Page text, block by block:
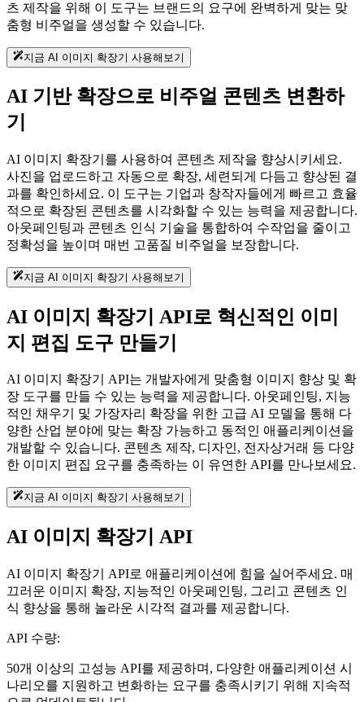
츠 제작을 위해 이 도구는 브랜드의 요구에 완벽하게 맞는 맞
춤형 비주얼을 생성할 수 있습니다.
지금 AI 이미지 확장기 사용해보기
AI 기반 확장으로 비주얼 콘텐츠 변환하
기
AI 이미지 확장기를 사용하여 콘텐츠 제작을 향상시키세요.
사진을 업로드하고 자동으로 확장, 세련되게 다듬고 향상된 결
과를 확인하세요. 이 도구는 기업과 창작자들에게 빠르고 효율
적으로 확장된 콘텐츠를 시각화할 수 있는 능력을 제공합니다.
아웃페인팅과 콘텐츠 인식 기술을 통합하여 수작업을 줄이고
정확성을 높이며 매번 고품질 비주얼을 보장합니다.
지금 AI 이미지 확장기 사용해보기
AI 이미지 확장기 API로 혁신적인 이미
지 편집 도구 만들기
AI 이미지 확장기 API는 개발자에게 맞춤형 이미지 향상 및 확
장 도구를 만들 수 있는 능력을 제공합니다. 아웃페인팅, 지능
적인 채우기 및 가장자리 확장을 위한 고급 AI 모델을 통해 다
양한 산업 분야에 맞는 확장 가능하고 동적인 애플리케이션을
개발할 수 있습니다. 콘텐츠 제작, 디자인, 전자상거래 등 다양
한 이미지 편집 요구를 충족하는 이 유연한 API를 만나보세요.
지금 AI 이미지 확장기 사용해보기
AI 이미지 확장기 API
AI 이미지 확장기 API로 애플리케이션에 힘을 실어주세요. 매
끄러운 이미지 확장, 지능적인 아웃페인팅, 그리고 콘텐츠 인
식 향상을 통해 놀라운 시각적 결과를 제공합니다.
API 수량:
50개 이상의 고성능 API를 제공하며, 다양한 애플리케이션 시
나리오를 지원하고 변화하는 요구를 충족시키기 위해 지속적